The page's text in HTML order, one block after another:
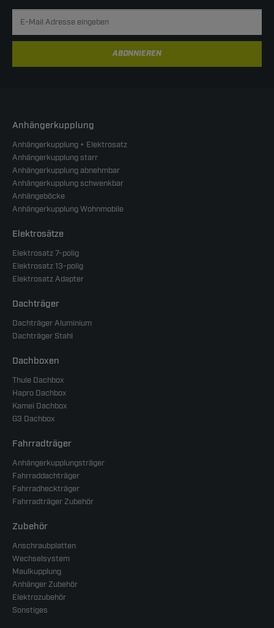
ABONNIEREN
Anhängerkupplung
Anhängerkupplung + Elektrosatz
Anhängerkupplung starr
Anhängerkupplung abnehmbar
Anhängerkupplung schwenkbar
Anhängeböcke
Anhängerkupplung Wohnmobile
Elektrosätze
Elektrosatz 7-polig
Elektrosatz 13-polig
Elektrosatz Adapter
Dachträger
Dachträger Aluminium
Dachträger Stahl
Dachboxen
Thule Dachbox
Hapro Dachbox
Kamei Dachbox
G3 Dachbox
Fahrradträger
Anhängerkupplungsträger
Fahrraddachträger
Fahrradheckträger
Fahrradträger Zubehör
Zubehör
Anschraubplatten
Wechselsystem
Maulkupplung
Anhänger Zubehör
Elektrozubehör
Sonstiges